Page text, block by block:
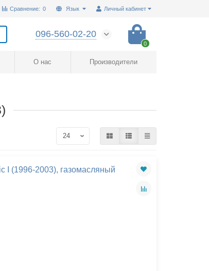
Личный кабинет
Язык
Сравнение: 0
096-560-02-20
0
О нас Производители
I (1996-2003), газомасляный